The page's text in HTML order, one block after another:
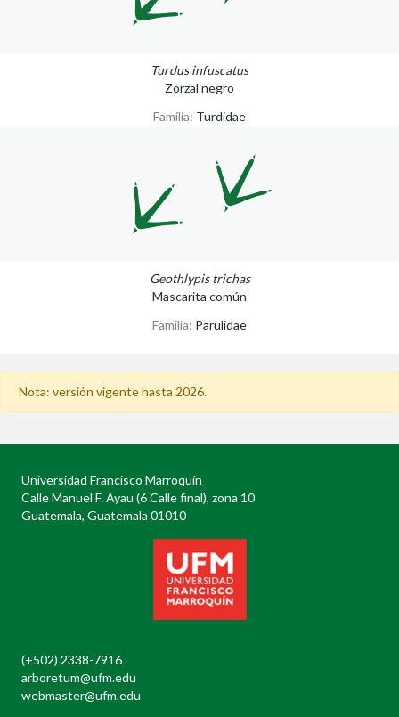
Turdus infuscatus
Zorzal negro
Familia: Turdidae
Geothlypis trichas
Mascarita común
Familia: Parulidae
Nota: versión vigente hasta 2026.
Universidad Francisco Marroquín
Calle Manuel F. Ayau (6 Calle final), zona 10
Guatemala, Guatemala 01010
(+502) 2338-7916
arboretum@ufm.edu
webmaster@ufm.edu